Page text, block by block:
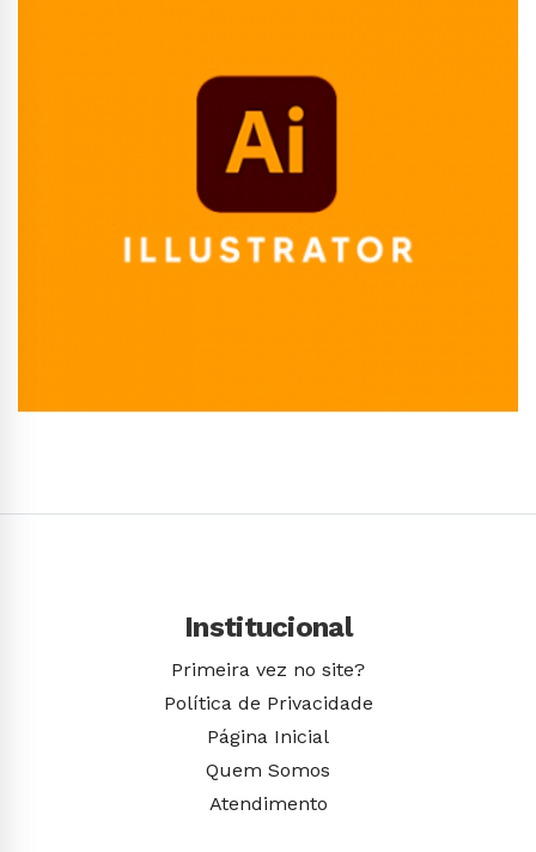
Institucional
Primeira vez no site?
Política de Privacidade
Página Inicial
Quem Somos
Atendimento